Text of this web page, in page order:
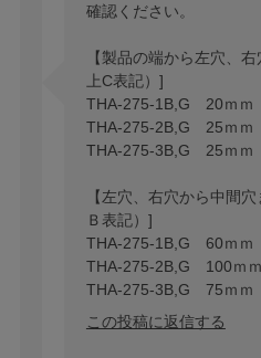
確認ください。
【製品の端から左穴、
上C表記）]
THA-275-1B,G　20ｍｍ
THA-275-2B,G　25ｍｍ
THA-275-3B,G　25ｍｍ
【左穴、右穴から中間
Ｂ表記）]
THA-275-1B,G　60ｍｍ
THA-275-2B,G　100ｍｍ
THA-275-3B,G　75ｍｍ
この投稿に返信する